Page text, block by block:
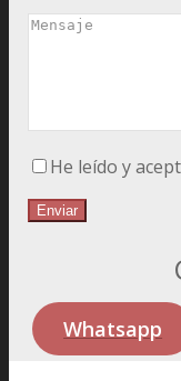
He leído y
Whatsapp